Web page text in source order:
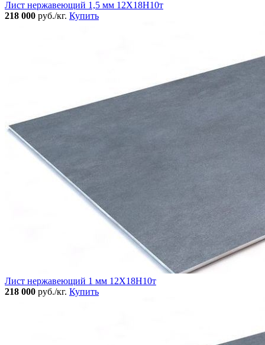
Лист нержавеющий 1,5 мм 12Х18Н10т
218 000 руб./кг. Купить
Лист нержавеющий 1 мм 12Х18Н10т
218 000 руб./кг. Купить